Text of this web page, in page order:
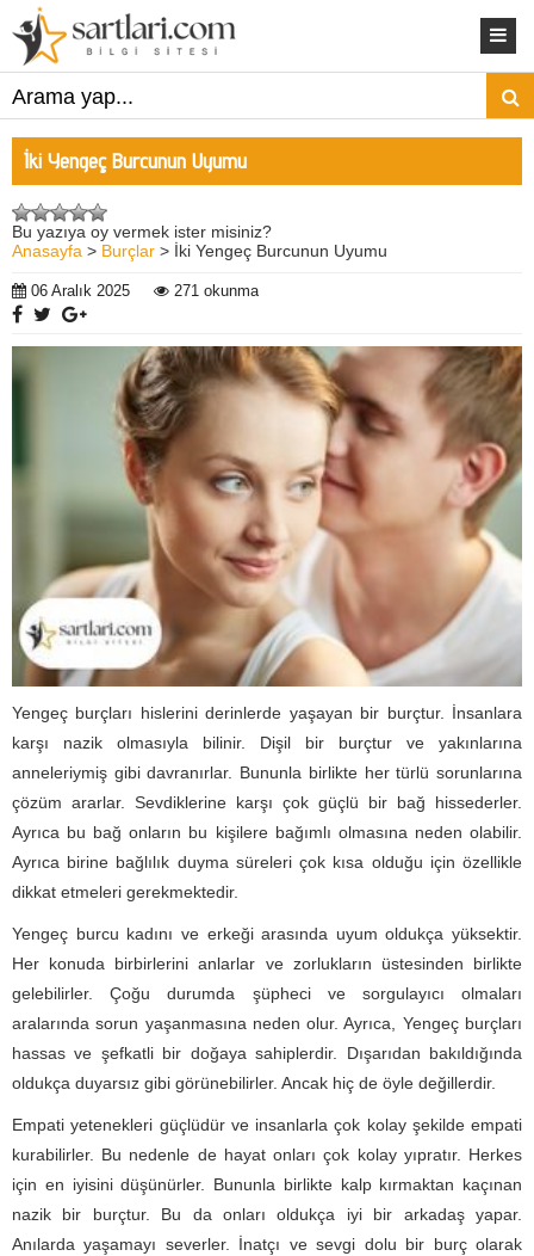
İki Yengeç Burcunun Uyumu
Bu yazıya oy vermek ister misiniz?
Anasayfa > Burçlar > İki Yengeç Burcunun Uyumu
06 Aralık 2025 271 okunma
Yengeç burçları hislerini derinlerde yaşayan bir burçtur. İnsanlara
karşı nazik olmasıyla bilinir. Dişil bir burçtur ve yakınlarına
anneleriymiş gibi davranırlar. Bununla birlikte her türlü sorunlarına
çözüm ararlar. Sevdiklerine karşı çok güçlü bir bağ hissederler.
Ayrıca bu bağ onların bu kişilere bağımlı olmasına neden olabilir.
Ayrıca birine bağlılık duyma süreleri çok kısa olduğu için özellikle
dikkat etmeleri gerekmektedir.
Yengeç burcu kadını ve erkeği arasında uyum oldukça yüksektir.
Her konuda birbirlerini anlarlar ve zorlukların üstesinden birlikte
gelebilirler. Çoğu durumda şüpheci ve sorgulayıcı olmaları
aralarında sorun yaşanmasına neden olur. Ayrıca, Yengeç burçları
hassas ve şefkatli bir doğaya sahiplerdir. Dışarıdan bakıldığında
oldukça duyarsız gibi görünebilirler. Ancak hiç de öyle değillerdir.
Empati yetenekleri güçlüdür ve insanlarla çok kolay şekilde empati
kurabilirler. Bu nedenle de hayat onları çok kolay yıpratır. Herkes
için en iyisini düşünürler. Bununla birlikte kalp kırmaktan kaçınan
nazik bir burçtur. Bu da onları oldukça iyi bir arkadaş yapar.
Anılarda yaşamayı severler. İnatçı ve sevgi dolu bir burç olarak